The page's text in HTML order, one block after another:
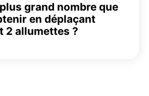
grand nombre que
en déplaçant
2 allumettes ?